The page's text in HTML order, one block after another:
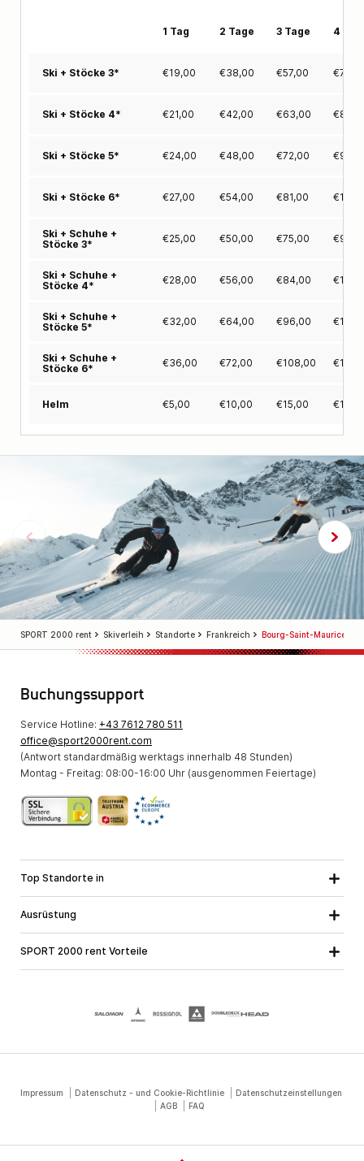
1 Tag 2 Tage 3 Tage 4
Ski + Stöcke 3* €19,00 €38,00 €57,00 €71,00
Ski + Stöcke 4* €21,00 €42,00 €63,00 €
Ski + Stöcke 5* €24,00 €48,00 €72,00 €
Ski + Stöcke 6* €27,00 €54,00 €81,00 €
Ski + Schuhe +
Stöcke 3*
€25,00 €50,00 €75,00 €
Ski + Schuhe +
Stöcke 4*
€28,00 €56,00 €84,00 €
Ski + Schuhe +
Stöcke 5*
€32,00 €64,00 €96,00 €
Ski + Schuhe +
Stöcke 6*
€36,00 €72,00 €108,00 €
Helm €5,00 €10,00 €15,00 €
SPORT 2000 rent Skiverleih Standorte Frankreich Bourg-Saint-Maurice
Buchungssupport
Service Hotline: +43 7612 780 511
office@sport2000rent.com
(Antwort standardmäßig werktags innerhalb 48 Stunden)
Montag - Freitag: 08:00-16:00 Uhr (ausgenommen Feiertage)
Top Standorte in
Steiermark
Vorarlberg
Ausrüstung
SPORT 2000 rent Vorteile
Impressum Datenschutz - und Cookie-Richtlinie
Datenschutzeinstellungen
AGB
FAQ